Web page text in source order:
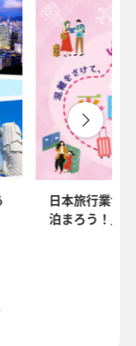
て
トクな運賃となりま
す。[検索する]ボタ
ります。空席照会
険特別料金、その
計算するため、変
日本旅行業協
泊まろう！」